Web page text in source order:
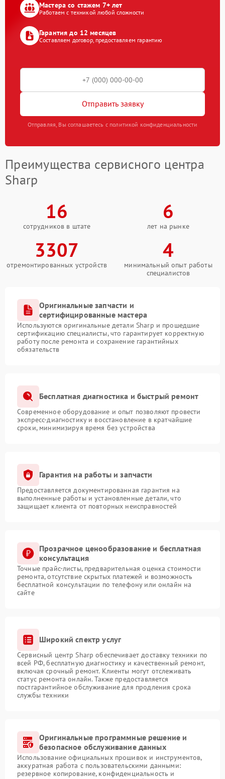
Мастера со стажем 7+ лет
Работаем с техникой любой сложности
Гарантия до 12 месяцев
Составляем договор, предоставляем гарантию
Отправить заявку
Отправляя, Вы соглашаетесь с политикой конфиденциальности
Преимущества сервисного центра
Sharp
16
сотрудников в штате
6
лет на рынке
3307
отремонтированных устройств
4
минимальный опыт работы
специалистов
Оригинальные запчасти и
сертифицированные мастера
Используются оригинальные детали Sharp и прошедшие
сертификацию специалисты, что гарантирует корректную
работу после ремонта и сохранение гарантийных
обязательств
Бесплатная диагностика и быстрый ремонт
Современное оборудование и опыт позволяют провести
экспресс-диагностику и восстановление в кратчайшие
сроки, минимизируя время без устройства
Гарантия на работы и запчасти
Предоставляется документированная гарантия на
выполненные работы и установленные детали, что
защищает клиента от повторных неисправностей
Прозрачное ценообразование и бесплатная
консультация
Точные прайс-листы, предварительная оценка стоимости
ремонта, отсутствие скрытых платежей и возможность
бесплатной консультации по телефону или онлайн на
сайте
Широкий спектр услуг
Сервисный центр Sharp обеспечивает доставку техники по
всей РФ, бесплатную диагностику и качественный ремонт,
включая срочный ремонт. Клиенты могут отслеживать
статус ремонта онлайн. Также предоставляется
постгарантийное обслуживание для продления срока
службы техники
Оригинальные программные решение и
безопасное обслуживание данных
Использование официальных прошивок и инструментов,
аккуратная работа с пользовательскими данными:
резервное копирование, конфиденциальность и